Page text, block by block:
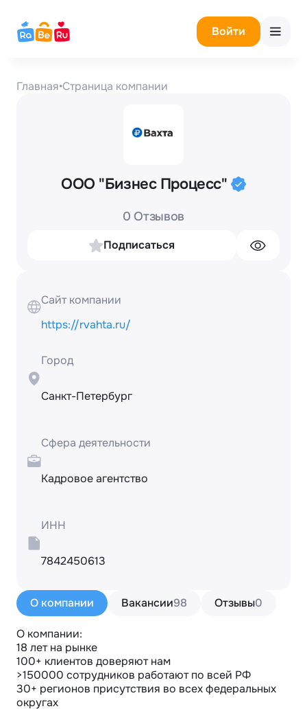
Войти
Главная•Страница компании
ООО "Бизнес Процесс"
0 Отзывов
Подписаться
О компании Вакансии98 Отзывы0
О компании:
18 лет на рынке
100+ клиентов доверяют нам
>150000 сотрудников работают по всей РФ
30+ регионов присутствия во всех федеральных
округах
Сайт компании
https://rvahta.ru/
Город
Санкт-Петербург
Сфера деятельности
Кадровое агентство
ИНН
7842450613